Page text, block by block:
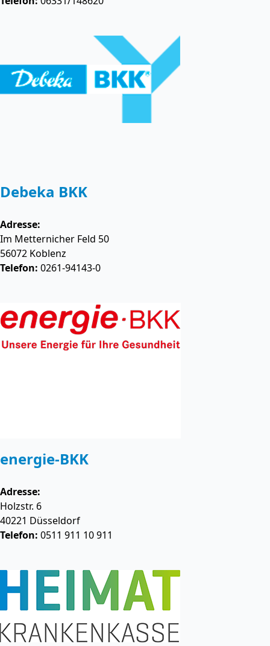
Debeka BKK
Adresse:
Im Metternicher Feld 50
56072 Koblenz
Telefon: 0261-94143-0
energie-BKK
Adresse:
Holzstr. 6
40221 Düsseldorf
Telefon: 0511 911 10 911